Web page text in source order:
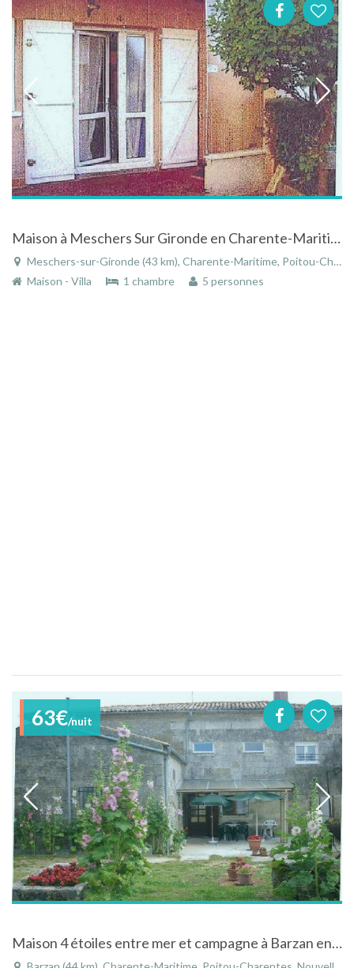
Maison à Meschers Sur Gironde en Charente-Maritime en Poitou-Charentes
Meschers-sur-Gironde (43 km), Charente-Maritime, Poitou-Charentes, Nouvelle-Aquitaine, France
Maison - Villa
1 chambre 5 personnes
63€/nuit
Maison 4 étoiles entre mer et campagne à Barzan en Charente Maritime